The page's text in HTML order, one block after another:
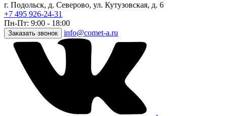
г. Подольск, д. Северово, ул. Кутузовская, д. 6
+7 495 926-24-31
Пн-Пт: 9:00 - 18:00
Заказать звонок info@comet-a.ru